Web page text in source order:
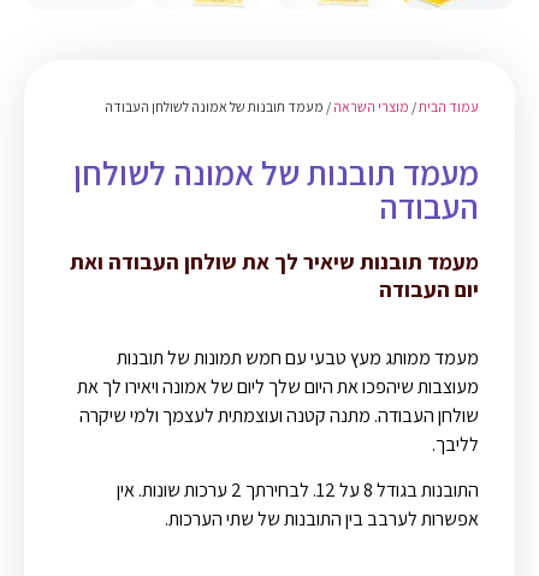
עמוד הבית / מוצרי השראה / מעמד תובנות של אמונה לשולחן העבודה
מעמד תובנות של אמונה לשולחן
העבודה
מעמד תובנות שיאיר לך את שולחן העבודה ואת
יום העבודה
מעמד ממותג מעץ טבעי עם חמש תמונות של תובנות
מעוצבות שיהפכו את היום שלך ליום של אמונה ויאירו לך את
שולחן העבודה. מתנה קטנה ועוצמתית לעצמך ולמי שיקרה
לליבך.
התובנות בגודל 8 על 12. לבחירתך 2 ערכות שונות. אין
אפשרות לערבב בין התובנות של שתי הערכות.